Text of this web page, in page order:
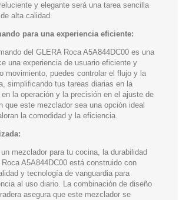
y elegante será una tarea sencilla
alta calidad.
para una experiencia eficiente:
del GLERA Roca A5A844DC00 es una
una experiencia de usuario eficiente y
movimiento, puedes controlar el flujo y la
simplificando tus tareas diarias en la
la operación y la precisión en el ajuste de
que este mezclador sea una opción ideal
la comodidad y la eficiencia.
mezclador para tu cocina, la durabilidad
A5A844DC00 está construido con
y tecnología de vanguardia para
al uso diario. La combinación de diseño
asegura que este mezclador se